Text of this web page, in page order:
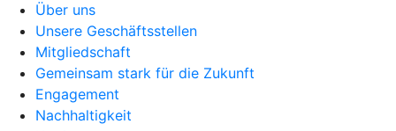
Über uns
Unsere Geschäftsstellen
Mitgliedschaft
Gemeinsam stark für die Zukunft
Engagement
Nachhaltigkeit